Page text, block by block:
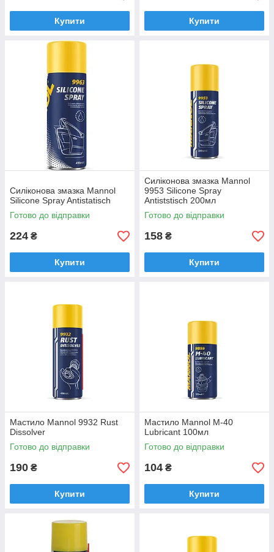
Купити Купити
Силіконова змазка Mannol
Silicone Spray Antistatisch
Готово до відправки
224 ₴
Купити
Силіконова змазка Mannol
9953 Silicone Spray
Antiststisch 200мл
Готово до відправки
158 ₴
Купити
Мастило Mannol 9932 Rust
Dissolver
Готово до відправки
190 ₴
Купити
Мастило Mannol M-40
Lubricant 100мл
Готово до відправки
104 ₴
Купити